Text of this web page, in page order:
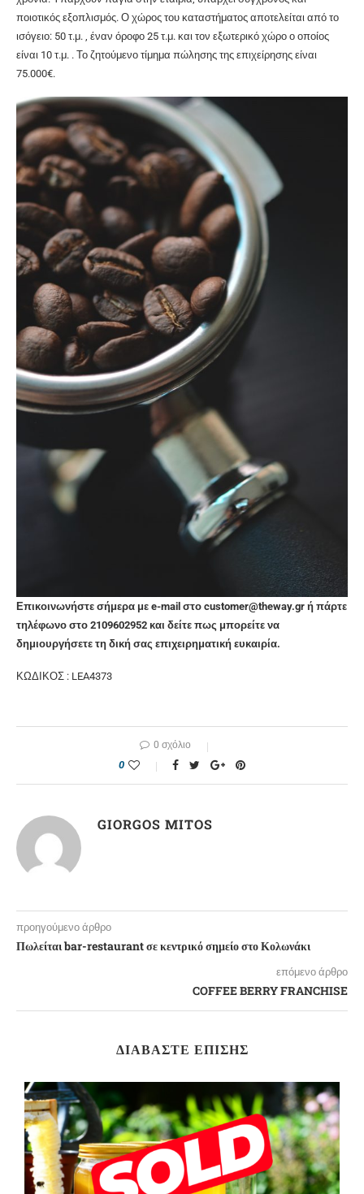
ποιοτικός εξοπλισμός. Ο χώρος του καταστήματος αποτελείται από το
ισόγειο: 50 τ.μ. , έναν όροφο 25 τ.μ. και τον εξωτερικό χώρο ο οποίος
είναι 10 τ.μ. . Το ζητούμενο τίμημα πώλησης της επιχείρησης είναι
75.000€.
Επικοινωνήστε σήμερα με e-mail στο customer@theway.gr ή πάρτε
τηλέφωνο στο 2109602952 και δείτε πως μπορείτε να
δημιουργήσετε τη δική σας επιχειρηματική ευκαιρία.
ΚΩΔΙΚΟΣ : LEA4373
0 σχόλιο
0
GIORGOS MITOS
προηγούμενο άρθρο
Πωλείται bar-restaurant σε κεντρικό σημείο στο Κολωνάκι
επόμενο άρθρο
COFFEE BERRY FRANCHISE
ΔΙΑΒΆΣΤΕ ΕΠΊΣΗΣ